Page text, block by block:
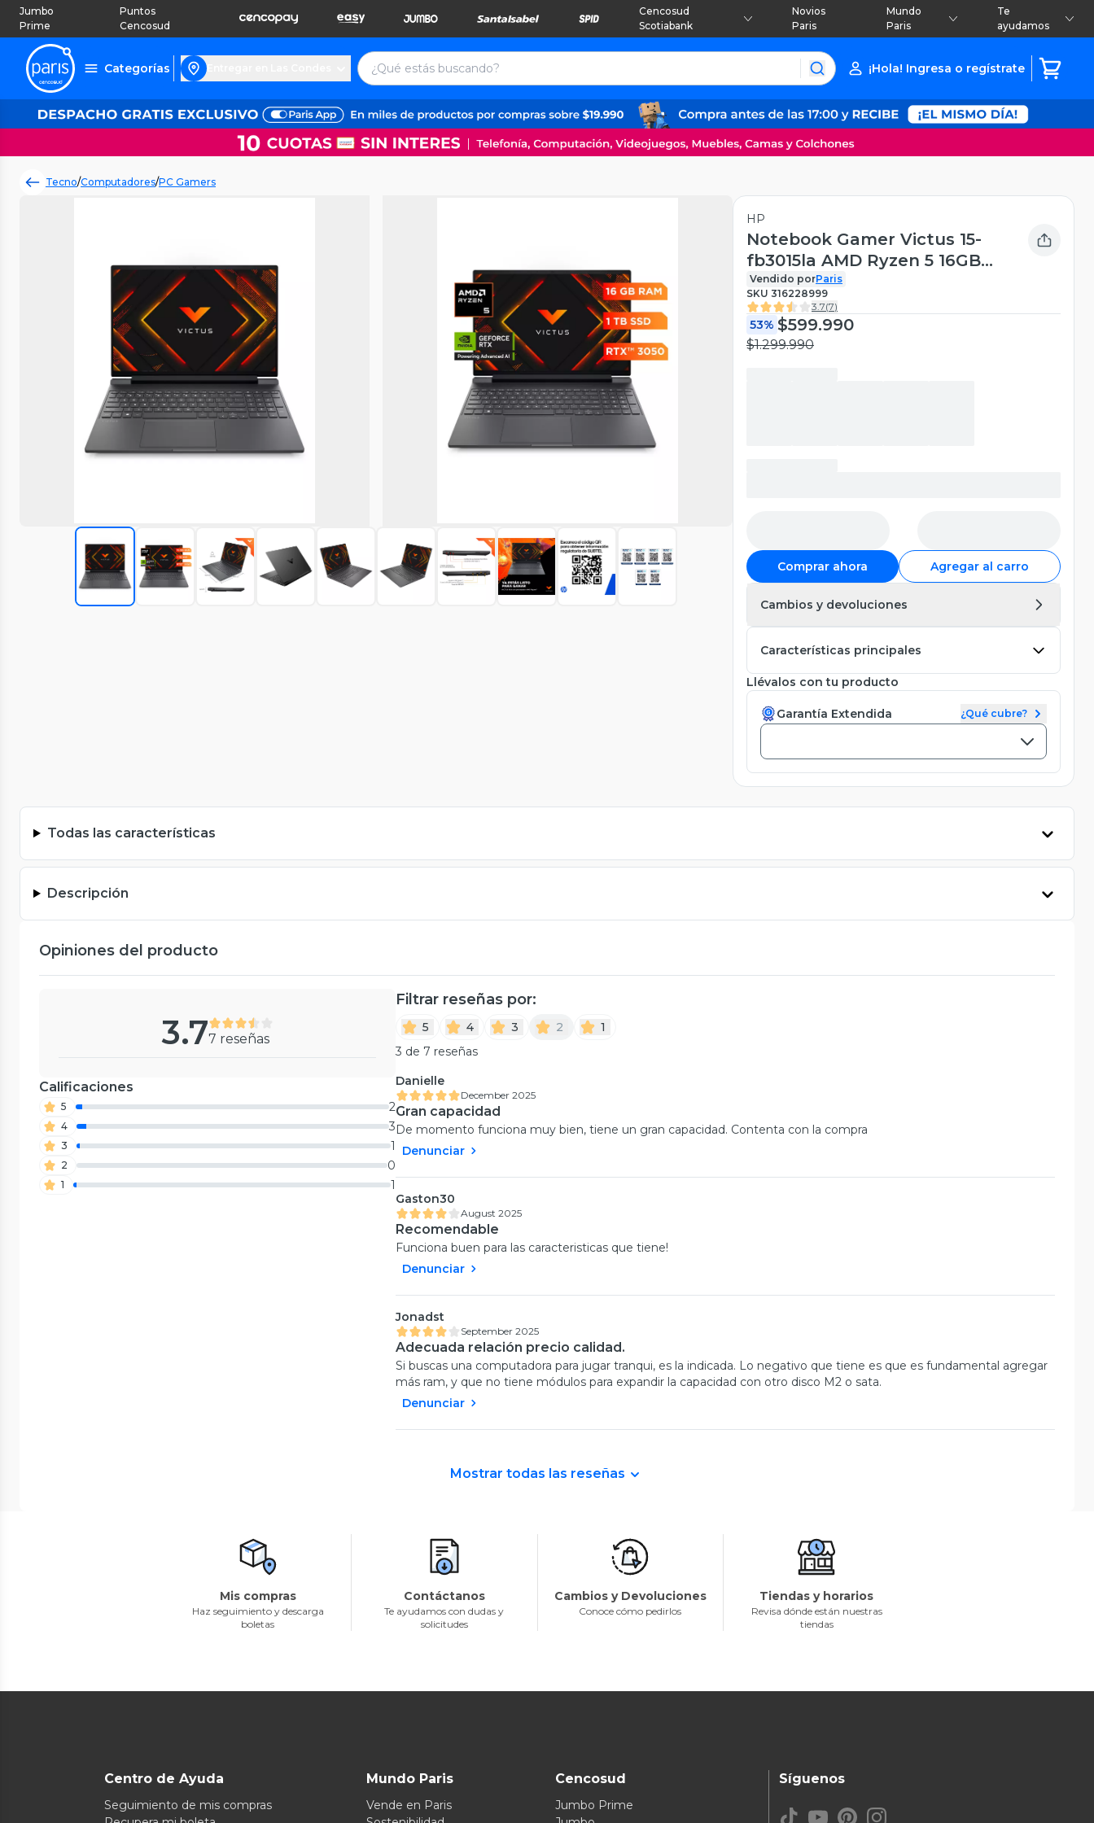
Jumbo
Prime
Puntos
Cencosud
Cencosud
Scotiabank
Novios
Paris
Mundo
Paris
Te
ayudamos
Categorías ¡Hola! Ingresa o regístrate
Tecno/Computadores/PC Gamers
HP
Notebook Gamer Victus 15-
fb3015la AMD Ryzen 5 16GB
RAM 1TB SSD 15.6'' NVIDIA
RTX 3050 FHD 144 Hz
Vendido porParis
SKU 316228999
3.7(7)
53% $599.990
$1.299.990
Comprar ahora Agregar al carro
Cambios y devoluciones
Características principales
Llévalos con tu producto
Garantía Extendida ¿Qué cubre?
Todas las características
Descripción
Opiniones del producto
3.77 reseñas
Calificaciones
5 2
4 3
3 1
2 0
1 1
Filtrar reseñas por:
5 4 3 2
1
3 de 7 reseñas
Danielle
December 2025
Gran capacidad
De momento funciona muy bien, tiene un gran capacidad. Contenta con la compra
Denunciar
Gaston30
August 2025
Recomendable
Funciona buen para las caracteristicas que tiene!
Denunciar
Jonadst
September 2025
Adecuada relación precio calidad.
Si buscas una computadora para jugar tranqui, es la indicada. Lo negativo que tiene es que es fundamental agregar
más ram, y que no tiene módulos para expandir la capacidad con otro disco M2 o sata.
Denunciar
Mostrar todas las reseñas
Mis compras
Haz seguimiento y descarga
boletas
Contáctanos
Te ayudamos con dudas y
solicitudes
Cambios y Devoluciones
Conoce cómo pedirlos
Tiendas y horarios
Revisa dónde están nuestras
tiendas
Centro de Ayuda
Seguimiento de mis compras
Mundo Paris
Vende en Paris
Cencosud
Jumbo Prime
Síguenos